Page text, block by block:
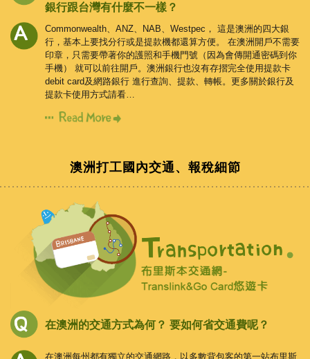
銀行跟台灣有什麼不一樣？
Commonwealth、ANZ、NAB、Westpec， 這是澳洲的四大銀
行，基本上要找分行或是提款機都還算方便。
在澳洲開戶不需要
印章，只需要帶著你的護照和手機門號（因為會傳開通密碼到你
手機）
就可以前往開戶。澳洲銀行也沒有存摺完全使用提款卡
debit card及網路銀行 進行查詢、提款、轉帳。更多關於銀行及
提款卡使用方式請看…
澳洲打工國內交通、報稅細節
在澳洲的交通方式為何？ 要如何省交通費呢？
在澳洲每州都有獨立的交通網路，以多數背包客的第一站布里斯